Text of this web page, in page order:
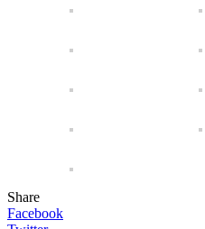
Share
Facebook